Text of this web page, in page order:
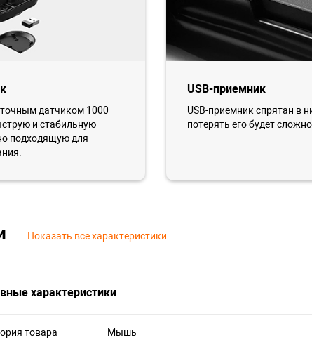
датчиком 1000
и стабильную
подходящую для
USB-приемник
USB-приемник спрятан в
потерять его будет сложно.
Показать все характеристики
характеристики
товара Мышь